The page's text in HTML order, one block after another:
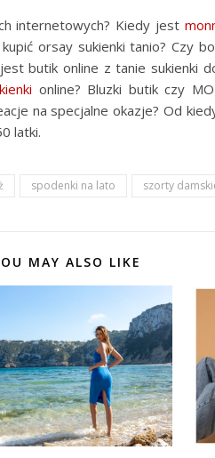
internetowych? Kiedy jest
orsay sukienki tanio? Czy
butik online z tanie sukienki
online? Bluzki butik czy
na specjalne okazje? Od
latki.
spodenki na lato szorty
MAY ALSO LIKE